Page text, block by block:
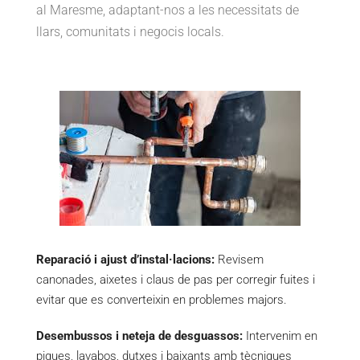
al Maresme, adaptant-nos a les necessitats de
llars, comunitats i negocis locals.
Reparació i ajust d’instal·lacions: Revisem
canonades, aixetes i claus de pas per corregir fuites i
evitar que es converteixin en problemes majors.
Desembussos i neteja de desguassos: Intervenim en
piques, lavabos, dutxes i baixants amb tècniques